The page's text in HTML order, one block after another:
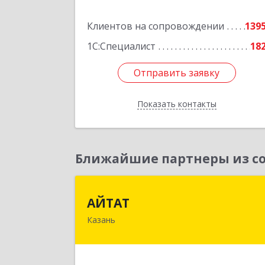
Клиентов на сопровождении
1С:Специалист
Отправить заявку
Показать контакты
Отправить заявку
Назад
Ближайшие партнеры из
АЙТАТ
Казань420097, Татарстан Респ, г.о. город